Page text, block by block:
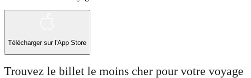
Télécharger sur l'App Store
Trouvez le billet le moins cher pour votre voyage